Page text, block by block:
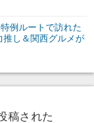
例ルートで訪れた
推し＆関西グルメが
稿された